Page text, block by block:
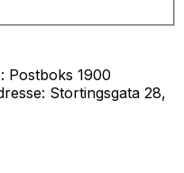
Postboks 1900
Stortingsgata 28,